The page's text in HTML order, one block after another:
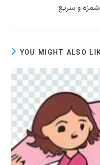
و سریع
YOU MIGHT ALSO